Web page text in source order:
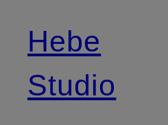
Hebe
Studio